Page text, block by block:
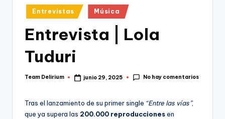
Publicado
en
Entrevistas Música
Entrevista | Lola
Tuduri
Publicado
Team Delirium junio 29, 2025 No hay comentarios
Tras el lanzamiento de su primer single “Entre las vías”,
que ya supera las 200.000 reproduccionesen